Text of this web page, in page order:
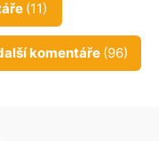
(11)
komentáře (96)